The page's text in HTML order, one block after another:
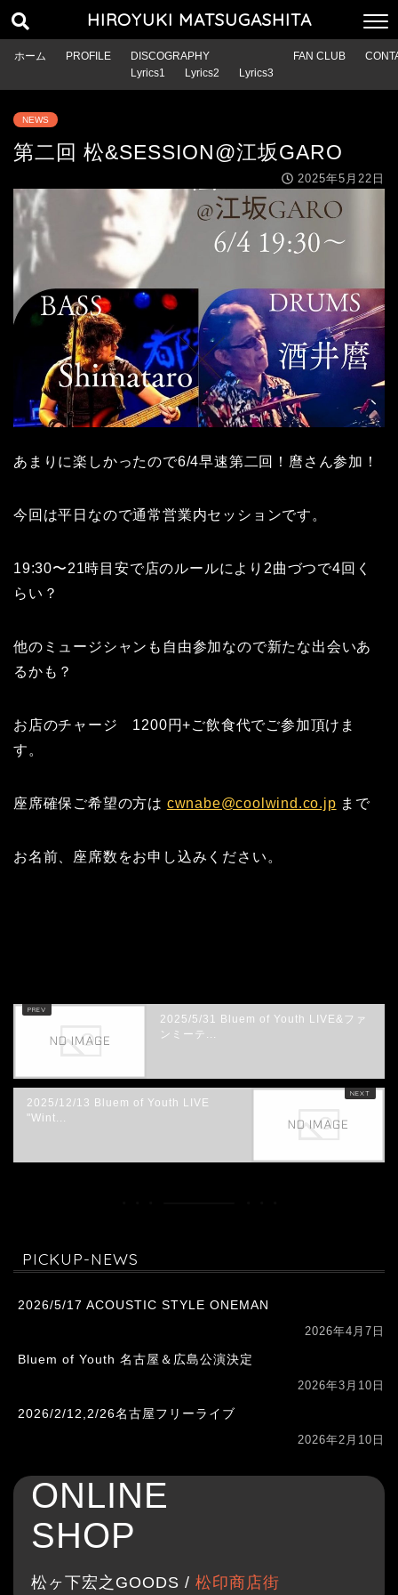
HIROYUKI MATSUGASHITA
ホーム PROFILE
DISCOGRAPHY
Lyrics1
Lyrics2 Lyrics3
FAN CLUB
NEWS
第二回 松&SESSION@江坂GARO
2025年5月22日
あまりに楽しかったので6/4早速第二回！麿さん参加！
今回は平日なので通常営業内セッションです。
19:30〜21時目安で店のルールにより2曲づつで4回く
らい？
他のミュージシャンも自由参加なので新たな出会いあ
るかも？
お店のチャージ 1200円+ご飲食代でご参加頂けま
す。
座席確保ご希望の方は cwnabe@coolwind.co.jp まで
お名前、座席数をお申し込みください。
2025/5/31 Bluem of Youth LIVE&ファ
ンミーテ...
2025/12/13 Bluem of Youth LIVE
"Wint...
PICKUP-NEWS
2026/5/17 ACOUSTIC STYLE ONEMAN
2026年4月7日
Bluem of Youth 名古屋＆広島公演決定
2026年3月10日
2026/2/12,2/26名古屋フリーライブ
2026年2月10日
ONLINE
SHOP
松ヶ下宏之GOODS / 松印商店街